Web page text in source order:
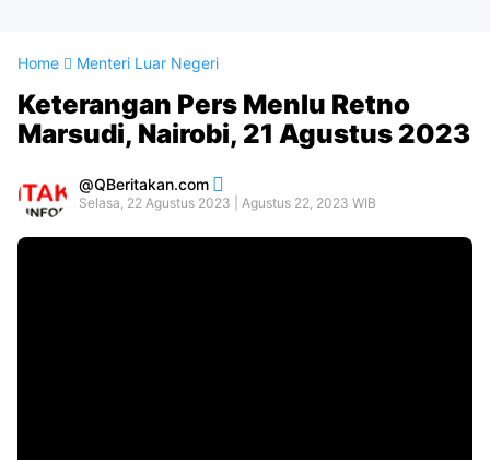
Home Menteri Luar Negeri
Keterangan Pers Menlu Retno
Marsudi, Nairobi, 21 Agustus 2023
QBeritakan.com
Selasa, 22 Agustus 2023 | Agustus 22, 2023 WIB